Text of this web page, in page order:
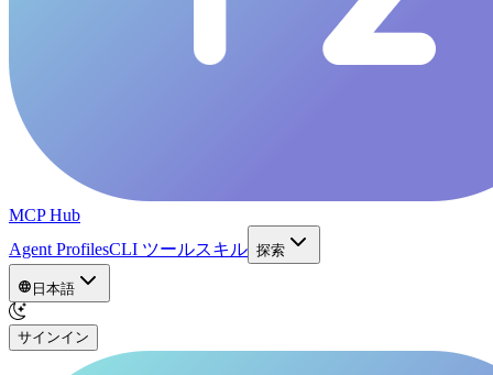
MCP Hub
Agent ProfilesCLI ツールスキル 探索
日本語
サインイン